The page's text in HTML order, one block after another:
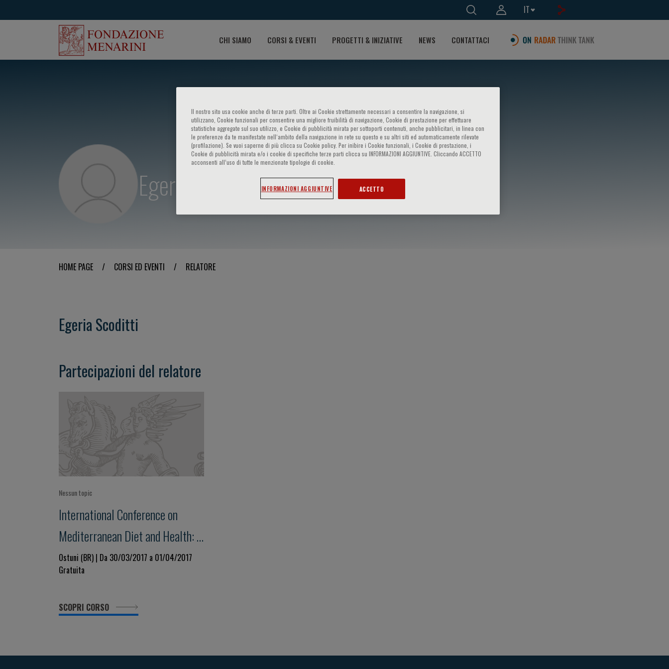
IT
CHI SIAMO CORSI & EVENTI PROGETTI & INIZIATIVE NEWS CONTATTACI
Egeria Scoditti
HOME PAGE / CORSI ED EVENTI / RELATORE
Egeria Scoditti
Partecipazioni del relatore
Nessun topic
International Conference on
Mediterranean Diet and Health: a
lifelong approach
Ostuni (BR) | Da 30/03/2017 a 01/04/2017
Gratuita
SCOPRI CORSO
Il nostro sito usa cookie anche di terze parti. Oltre ai Cookie strettamente necessari a consentire la navigazione, si
utilizzano, Cookie funzionali per consentire una migliore fruibilità di navigazione, Cookie di prestazione per effettuare
statistiche aggregate sul suo utilizzo, e Cookie di pubblicità mirata per sottoporti contenuti, anche pubblicitari, in linea con
le preferenze da te manifestate nell‘ambito della navigazione in rete su questo e su altri siti ed automaticamente rilevate
(profilazione). Se vuoi saperne di più clicca su Cookie policy. Per inibire i Cookie funzionali, i Cookie di prestazione, i
Cookie di pubblicità mirata e/o i cookie di specifiche terze parti clicca su INFORMAZIONI AGGIUNTIVE. Cliccando ACCETTO
acconsenti all’uso di tutte le menzionate tipologie di cookie.
INFORMAZIONI AGGIUNTIVE ACCETTO